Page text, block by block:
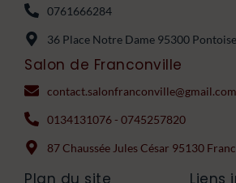
0761666284
36 Place Notre Dame 95300 Pontoise
Salon de Franconville
contact.salonfranconville@gmail.com
0134131076 - 0745257820
87 Chaussée Jules César 95130
Plan du site Liens